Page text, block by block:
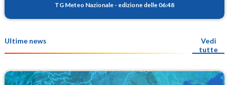
TG Meteo Nazionale - edizione delle 06:48
Ultime news
Vedi
tutte